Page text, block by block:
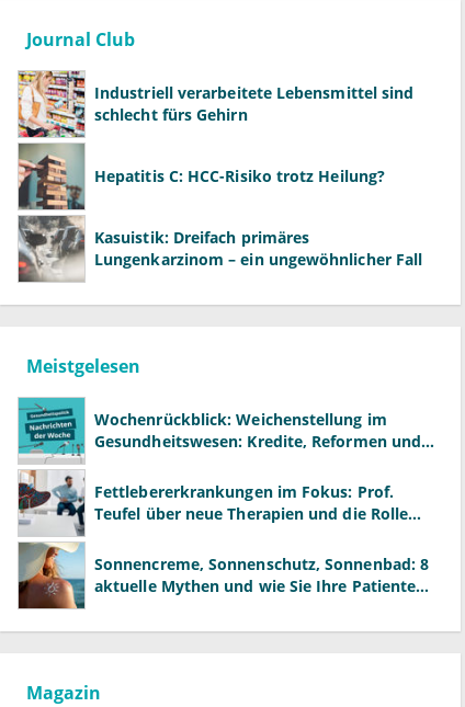
Journal Club
Industriell verarbeitete Lebensmittel sind
schlecht fürs Gehirn
Hepatitis C: HCC-Risiko trotz Heilung?
Kasuistik: Dreifach primäres
Lungenkarzinom – ein ungewöhnlicher Fall
Meistgelesen
Wochenrückblick: Weichenstellung im
Gesundheitswesen: Kredite, Reformen und
Fettlebererkrankungen im Fokus: Prof.
Teufel über neue Therapien und die Rolle
Sonnencreme, Sonnenschutz, Sonnenbad: 8
aktuelle Mythen und wie Sie Ihre Patienten
Magazin